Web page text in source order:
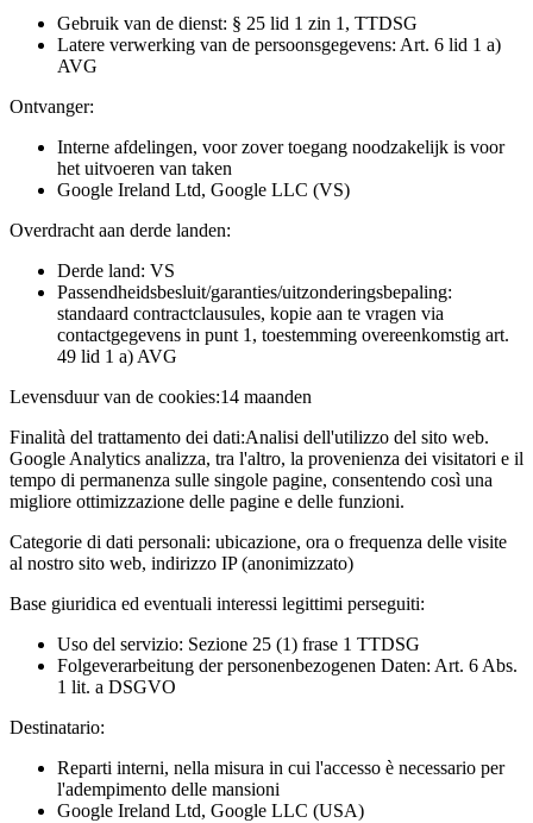
Gebruik van de dienst: § 25 lid 1 zin 1, TTDSG
Latere verwerking van de persoonsgegevens: Art. 6 lid 1 a)
AVG
Ontvanger:
Interne afdelingen, voor zover toegang noodzakelijk is voor
het uitvoeren van taken
Google Ireland Ltd, Google LLC (VS)
Overdracht aan derde landen:
Derde land: VS
Passendheidsbesluit/garanties/uitzonderingsbepaling:
standaard contractclausules, kopie aan te vragen via
contactgegevens in punt 1, toestemming overeenkomstig art.
49 lid 1 a) AVG
Levensduur van de cookies:14 maanden
Finalità del trattamento dei dati:Analisi dell'utilizzo del sito web.
Google Analytics analizza, tra l'altro, la provenienza dei visitatori e il
tempo di permanenza sulle singole pagine, consentendo così una
migliore ottimizzazione delle pagine e delle funzioni.
Categorie di dati personali: ubicazione, ora o frequenza delle visite
al nostro sito web, indirizzo IP (anonimizzato)
Base giuridica ed eventuali interessi legittimi perseguiti:
Uso del servizio: Sezione 25 (1) frase 1 TTDSG
Folgeverarbeitung der personenbezogenen Daten: Art. 6 Abs.
1 lit. a DSGVO
Destinatario:
Reparti interni, nella misura in cui l'accesso è necessario per
l'adempimento delle mansioni
Google Ireland Ltd, Google LLC (USA)